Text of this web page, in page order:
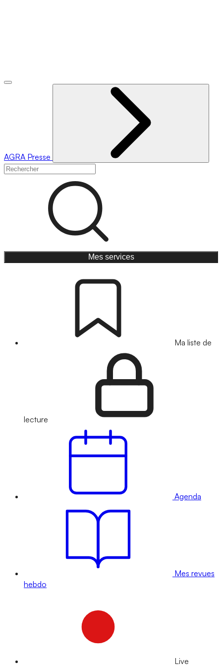
AGRA Presse
Mes services
Ma liste de
lecture
Agenda
Mes revues
hebdo
Live